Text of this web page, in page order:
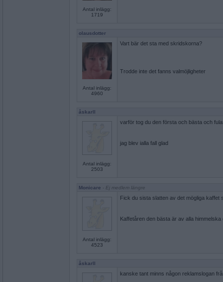
Antal inlägg:
1719
olausdotter
Antal inlägg:
4960
Vart bär det sta med skridskorna?
Trodde inte det fanns valmöjligheter
åskarll
Antal inlägg:
2503
varför tog du den första och bästa och
jag blev ialla fall glad
Monicare - Ej medlem längre
Antal inlägg:
4523
Fick du sista slatten av det mögliga kaffet
Kaffetåren den bästa är av alla
åskarll
kanske tant minns någon reklamslogan